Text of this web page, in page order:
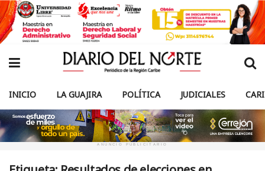
INICIO LA GUAJIRA POLÍTICA JUDICIALES
ANUNCIO PUBLICITARIO